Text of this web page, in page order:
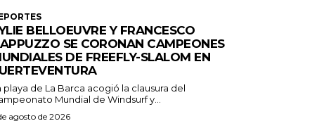
BELLOEUVRE Y FRANCESCO
SE CORONAN CAMPEONES
DE FREEFLY-SLALOM EN
playa de La Barca acogió la clausura del
Mundial de Windsurf y...
agosto de 2026